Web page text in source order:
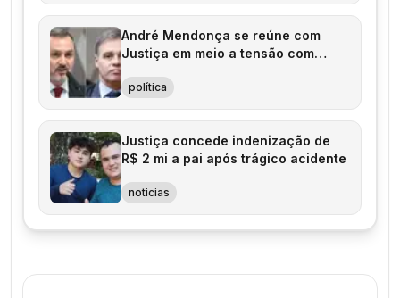
André Mendonça se reúne com
Justiça em meio a tensão com
política
Justiça concede indenização de
R$ 2 mi a pai após trágico acidente
noticias